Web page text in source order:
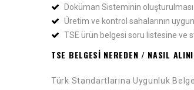
Doküman Sisteminin oluşturulması
Üretim ve kontrol sahalarının
TSE ürün belgesi soru listesine ve
TSE BELGESI NEREDEN / NASIL
Türk Standartlarına Uygunluk